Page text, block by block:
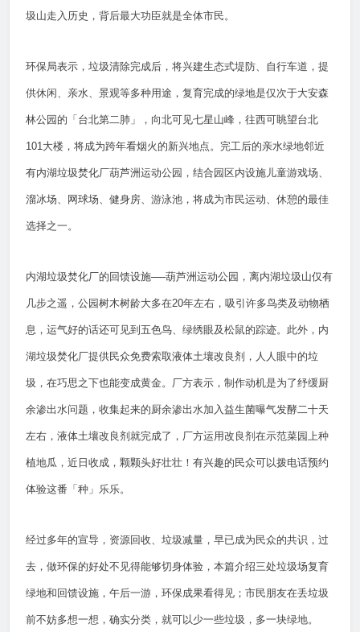
圾山走入历史，背后最大功臣就是全体市民。
环保局表示，垃圾清除完成后，将兴建生态式堤防、自行车道，提
供休闲、亲水、景观等多种用途，复育完成的绿地是仅次于大安森
林公园的「台北第二肺」，向北可见七星山峰，往西可眺望台北
101大楼，将成为跨年看烟火的新兴地点。完工后的亲水绿地邻近
有内湖垃圾焚化厂葫芦洲运动公园，结合园区内设施儿童游戏场、
溜冰场、网球场、健身房、游泳池，将成为市民运动、休憩的最佳
选择之一。
内湖垃圾焚化厂的回馈设施──葫芦洲运动公园，离内湖垃圾山仅有
几步之遥，公园树木树龄大多在20年左右，吸引许多鸟类及动物栖
息，运气好的话还可见到五色鸟、绿绣眼及松鼠的踪迹。此外，内
湖垃圾焚化厂提供民众免费索取液体土壤改良剂，人人眼中的垃
圾，在巧思之下也能变成黄金。厂方表示，制作动机是为了纾缓厨
余渗出水问题，收集起来的厨余渗出水加入益生菌曝气发酵二十天
左右，液体土壤改良剂就完成了，厂方运用改良剂在示范菜园上种
植地瓜，近日收成，颗颗头好壮壮！有兴趣的民众可以拨电话预约
体验这番「种」乐乐。
经过多年的宣导，资源回收、垃圾减量，早已成为民众的共识，过
去，做环保的好处不见得能够切身体验，本篇介绍三处垃圾场复育
绿地和回馈设施，午后一游，环保成果看得见；市民朋友在丢垃圾
前不妨多想一想，确实分类，就可以少一些垃圾，多一块绿地。